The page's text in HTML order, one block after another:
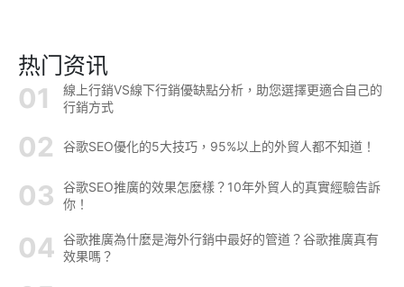
热门资讯
線上行銷VS線下行銷優缺點分析，助您選擇更適合自己的
行銷方式
谷歌SEO優化的5大技巧，95%以上的外貿人都不知道！
谷歌SEO推廣的效果怎麼樣？10年外貿人的真實經驗告訴
你！
谷歌推廣為什麼是海外行銷中最好的管道？谷歌推廣真有
效果嗎？